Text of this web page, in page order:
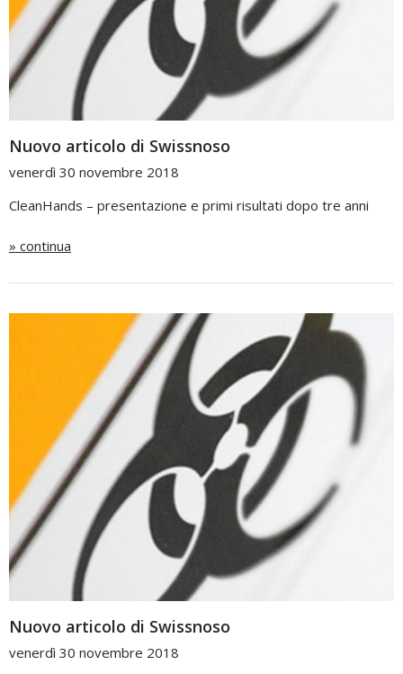
Nuovo articolo di Swissnoso
venerdì 30 novembre 2018
CleanHands – presentazione e primi risultati dopo tre anni
» continua
Nuovo articolo di Swissnoso
venerdì 30 novembre 2018